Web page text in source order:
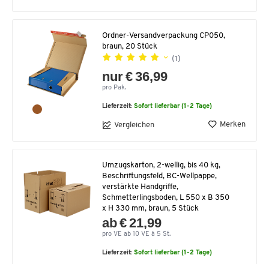
Ordner-Versandverpackung CP050,
braun, 20 Stück
(1)
nur € 36,99
pro Pak.
Lieferzeit:Sofort lieferbar (1-2 Tage)
Vergleichen Merken
Umzugskarton, 2-wellig, bis 40 kg,
Beschriftungsfeld, BC-Wellpappe,
verstärkte Handgriffe,
Schmetterlingsboden, L 550 x B 350
x H 330 mm, braun, 5 Stück
ab € 21,99
pro VE ab 10 VE à 5 St.
Lieferzeit:Sofort lieferbar (1-2 Tage)